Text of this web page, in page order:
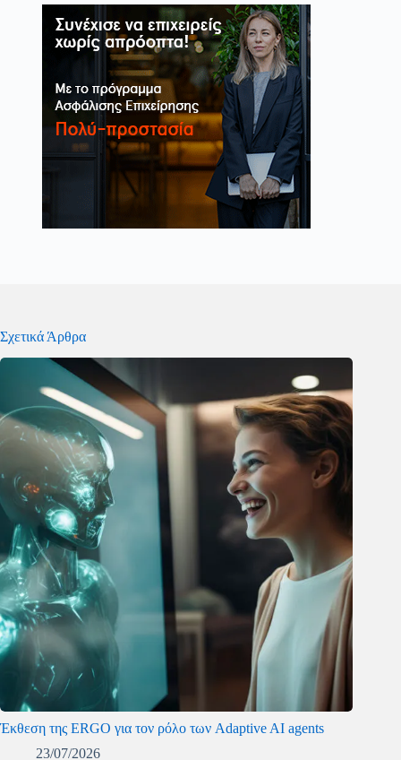
Σχετικά Άρθρα
Έκθεση της ERGO για τον ρόλο των Adaptive AI agents
23/07/2026